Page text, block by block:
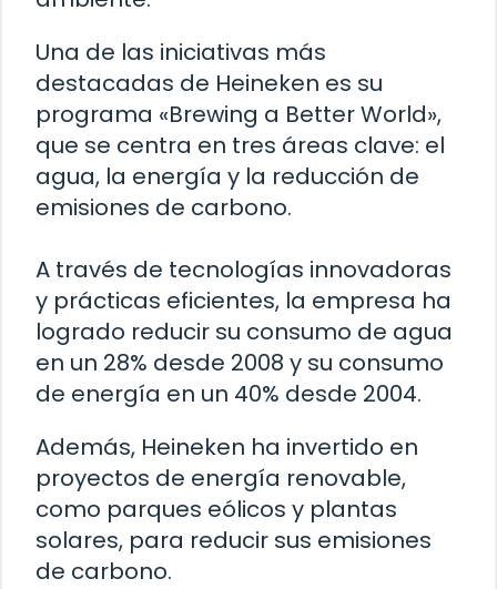
Una de las iniciativas más
destacadas de Heineken es su
programa «Brewing a Better World»,
que se centra en tres áreas clave: el
agua, la energía y la reducción de
emisiones de carbono.
A través de tecnologías innovadoras
y prácticas eficientes, la empresa ha
logrado reducir su consumo de agua
en un 28% desde 2008 y su consumo
de energía en un 40% desde 2004.
Además, Heineken ha invertido en
proyectos de energía renovable,
como parques eólicos y plantas
solares, para reducir sus emisiones
de carbono.